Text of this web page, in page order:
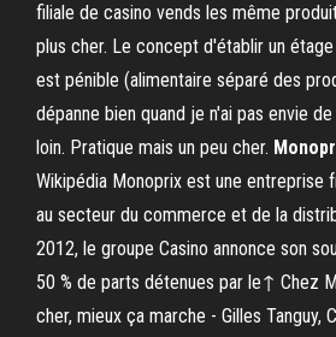
filiale de casino vends les même
plus cher. Le concept d'établir un
est pénible (alimentaire séparé des
dépanne bien quand je n'ai pas envie
loin. Pratique mais un peu cher.
Wikipédia Monoprix est une entreprise
au secteur du commerce et de la
2012, le groupe Casino annonce son
50 % de parts détenues par le↑ Chez
cher, mieux ça marche - Gilles Tanguy,